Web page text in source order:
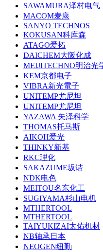
SAWAMURA泽村电气
MACOM麦康
SANYO TECHNOS
KOKUSAN科库森
ATAGO爱拓
DAICHEM大阪化成
MEIJITECHNO明治光
KEM京都电子
VIBRA新光電子
UNITEMP尤尼坦
UNITEMP尤尼坦
YAZAWA 矢泽科学
THOMAS托马斯
AIKOH爱光
THINKY新基
RKC理化
SAKAZUME坂诘
NDK电色
MEITOU名东化工
SUGIYAMA杉山电机
MTHERTOOL
MTHERTOOL
TAIYUKIZAI太佑机材
NB轴承日本
NEOGEN纽勤